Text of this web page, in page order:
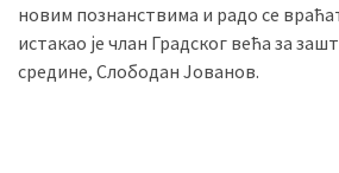
новим познанствима и радо се
истакао је члан Градског већа за
средине, Слободан Јованов.